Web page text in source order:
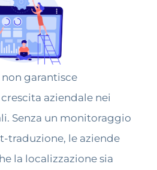
garantisce
aziendale nei
Senza un monitoraggio
traduzione, le aziende
la localizzazione sia